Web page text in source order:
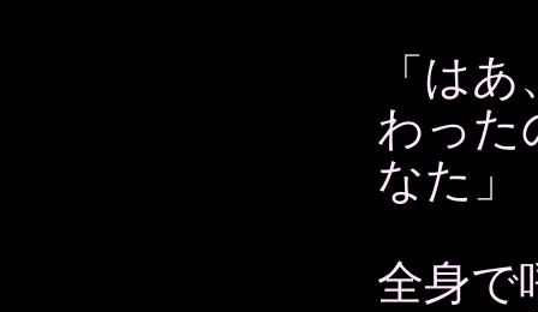
「は
わっ
なた」
全身で